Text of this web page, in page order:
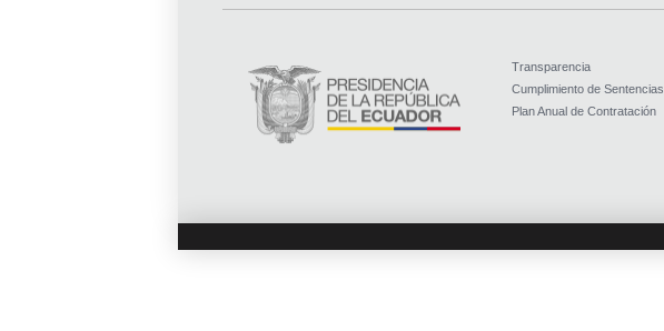
Transparencia
Cumplimiento de Sentencias
Plan Anual de Contratación